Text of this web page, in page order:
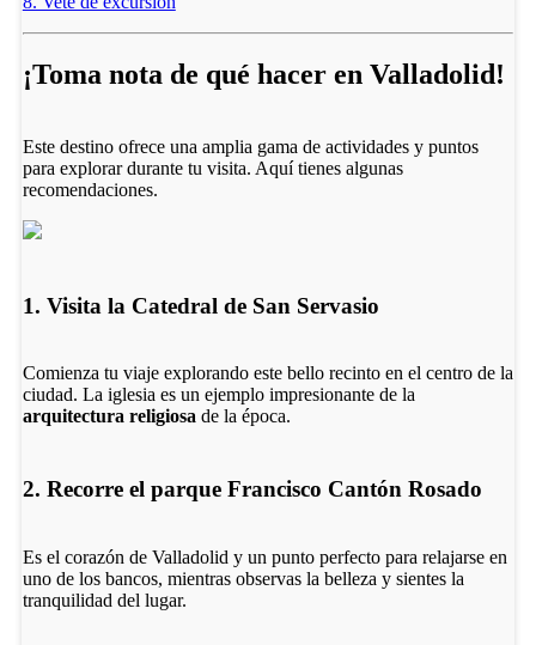
¡Toma nota de qué hacer en Valladolid!
Este destino ofrece una amplia gama de actividades y puntos
para explorar durante tu visita. Aquí tienes algunas
recomendaciones.
1. Visita la Catedral de San Servasio
Comienza tu viaje explorando este bello recinto en el centro de la
ciudad. La iglesia es un ejemplo impresionante de la
arquitectura religiosade la época.
2. Recorre el parque Francisco Cantón Rosado
Es el corazón de Valladolid y un punto perfecto para relajarse en
uno de los bancos, mientras observas la belleza y sientes la
tranquilidad del lugar.